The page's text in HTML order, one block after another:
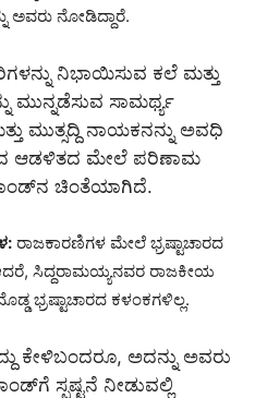
ಅವರು ನೋಡಿದ್ದಾರೆ.
ನಿಭಾಯಿಸುವ ಕಲೆ ಮತ್ತು
ಮುನ್ನಡೆಸುವ ಸಾಮರ್ಥ್ಯ
ಮುತ್ಸದ್ದಿ ನಾಯಕನನ್ನು ಅವಧಿ
ಆಡಳಿತದ ಮೇಲೆ ಪರಿಣಾಮ
ಚಿಂತೆಯಾಗಿದೆ.
: ರಾಜಕಾರಣಿಗಳ ಮೇಲೆ ಭ್ರಷ್ಟಾಚಾರದ
ಸಿದ್ದರಾಮಯ್ಯನವರ ರಾಜಕೀಯ
ಭ್ರಷ್ಟಾಚಾರದ ಕಳಂಕಗಳಿಲ್ಲ.
ಕೇಳಿಬಂದರೂ, ಅದನ್ನು ಅವರು
ಸ್ಪಷ್ಟನೆ ನೀಡುವಲ್ಲಿ